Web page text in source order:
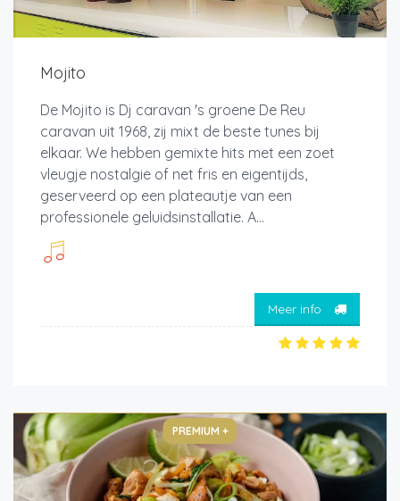
Mojito
De Mojito is Dj caravan 's groene De Reu
caravan uit 1968, zij mixt de beste tunes bij
elkaar. We hebben gemixte hits met een zoet
vleugje nostalgie of net fris en eigentijds,
geserveerd op een plateautje van een
professionele geluidsinstallatie. A...
Meer info
PREMIUM +